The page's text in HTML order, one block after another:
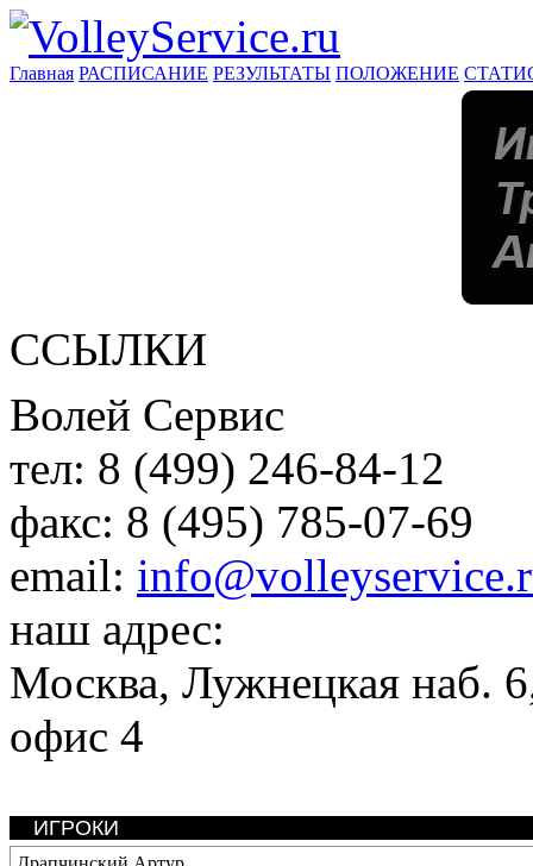
Главная РАСПИСАНИЕ РЕЗУЛЬТАТЫ ПОЛОЖЕНИЕ
ССЫЛКИ
Волей Сервис
тел: 8 (499) 246-84-12
факс: 8 (495) 785-07-69
email:
наш адрес:
Москва, Лужнецкая наб.
офис 4
ИГРОКИ